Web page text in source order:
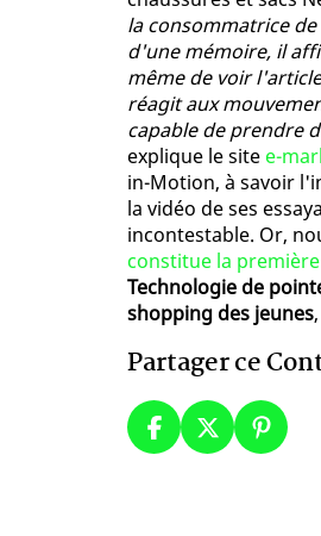
la consommatrice
d'une mémoire, il
même de voir
réagit aux
capable de prendre
explique le site e-
in-Motion, à savoir
la vidéo de ses
incontestable. Or,
constitue la
Technologie de
shopping des jeunes
Partager ce